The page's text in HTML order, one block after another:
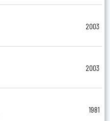
2003
2003
1981